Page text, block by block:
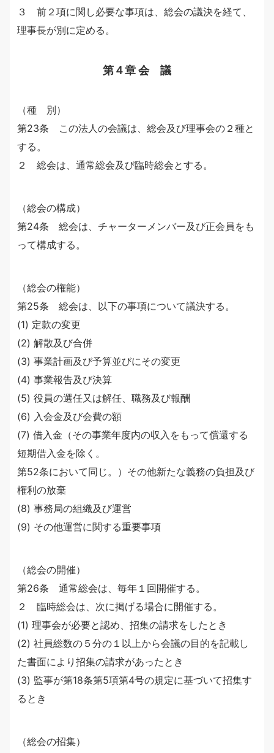
３ 前２項に関し必要な事項は、総会の議決を経て、
理事長が別に定める。
第４章 会 議
（種 別）
第23条 この法人の会議は、総会及び理事会の２種と
する。
２ 総会は、通常総会及び臨時総会とする。
（総会の構成）
第24条 総会は、チャーターメンバー及び正会員をも
って構成する。
（総会の権能）
第25条 総会は、以下の事項について議決する。
(1) 定款の変更
(2) 解散及び合併
(3) 事業計画及び予算並びにその変更
(4) 事業報告及び決算
(5) 役員の選任又は解任、職務及び報酬
(6) 入会金及び会費の額
(7) 借入金（その事業年度内の収入をもって償還する
短期借入金を除く。
第52条において同じ。）その他新たな義務の負担及び
権利の放棄
(8) 事務局の組織及び運営
(9) その他運営に関する重要事項
（総会の開催）
第26条 通常総会は、毎年１回開催する。
２ 臨時総会は、次に掲げる場合に開催する。
(1) 理事会が必要と認め、招集の請求をしたとき
(2) 社員総数の５分の１以上から会議の目的を記載し
た書面により招集の請求があったとき
(3) 監事が第18条第5項第4号の規定に基づいて招集す
るとき
（総会の招集）